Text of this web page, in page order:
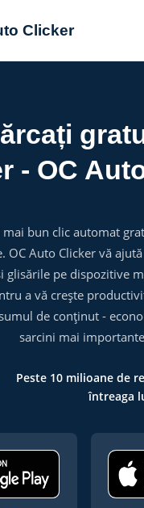
Clicker
- OC
mai bun clic automat
OC Auto Clicker vă
glisările pe dispozitive
a vă crește
de conținut -
sarcini mai
Peste 10 milioane de
întreaga